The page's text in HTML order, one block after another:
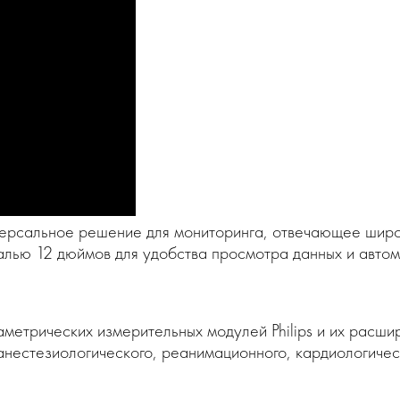
решение для мониторинга, отвечающее
12 дюймов для удобства просмотра данных и
измерительных модулей Philips и их
реанимационного,